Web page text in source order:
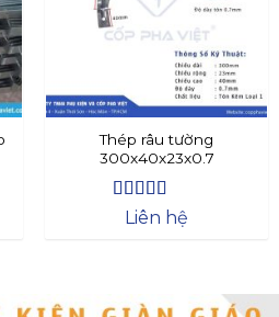
Thép râu tường
300x40x23x0.7
Được xếp
Liên hệ